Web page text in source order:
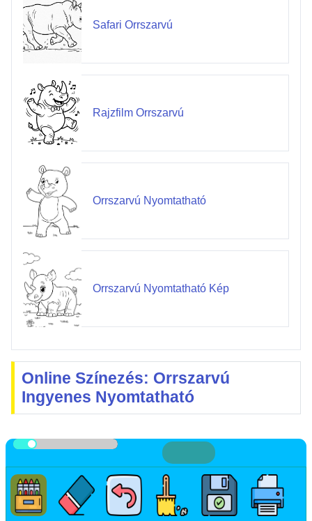
Safari Orrszarvú
Rajzfilm Orrszarvú
Orrszarvú Nyomtatható
Orrszarvú Nyomtatható Kép
Online Színezés: Orrszarvú
Ingyenes Nyomtatható